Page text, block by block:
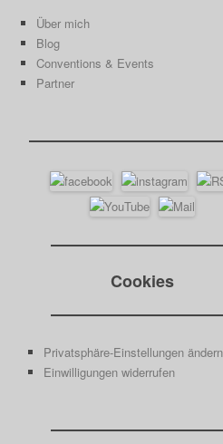
Über mich
Blog
Conventions & Events
Partner
Cookies
Privatsphäre-Einstellungen ändern
Einwilligungen widerrufen